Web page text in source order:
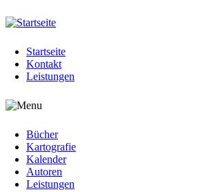
Jump to navigation
Startseite
Kontakt
Leistungen
Bücher
Kartografie
Kalender
Autoren
Leistungen